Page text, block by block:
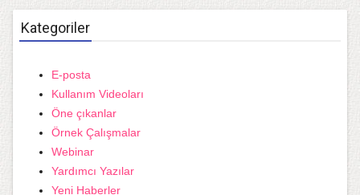
Kategoriler
E-posta
Kullanım Videoları
Öne çıkanlar
Örnek Çalışmalar
Webinar
Yardımcı Yazılar
Yeni Haberler